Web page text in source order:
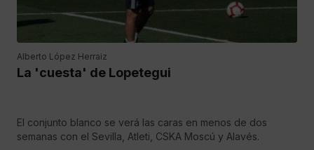
Alberto López Herraiz
La 'cuesta' de Lopetegui
El conjunto blanco se verá las caras en menos de dos
semanas con el Sevilla, Atleti, CSKA Moscú y Alavés.